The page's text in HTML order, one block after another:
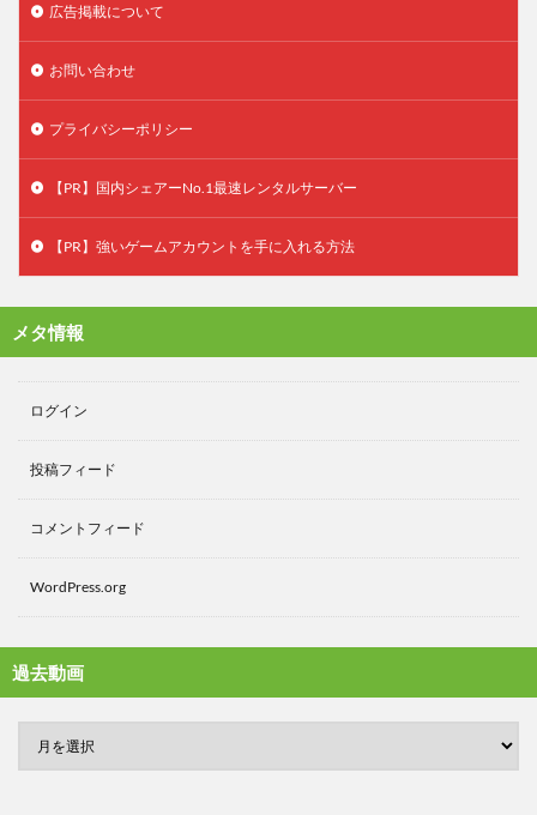
広告掲載について
お問い合わせ
プライバシーポリシー
【PR】国内シェアーNo.1最速レンタルサーバー
【PR】強いゲームアカウントを手に入れる方法
メタ情報
ログイン
投稿フィード
コメントフィード
WordPress.org
過去動画